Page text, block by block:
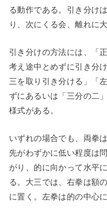
る動作である。引き分け
り、次にくる会、離れに
引き分けの方法には、「
考え途中とめずに引き分
三を取り引き分ける」「
ずにあるいは「三分の二
様式がある。
いずれの場合でも、両拳
先がわずかに低い程度は
がり、的に向かって水平
る。大三では、右拳は額
に置く。左拳は的の中心